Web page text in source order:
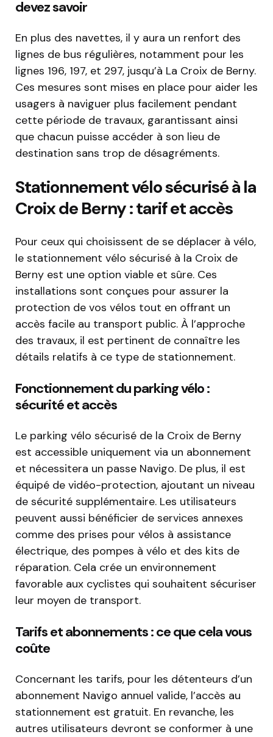
devez savoir
En plus des navettes, il y aura un renfort des
lignes de bus régulières, notamment pour les
lignes 196, 197, et 297, jusqu’à La Croix de Berny.
Ces mesures sont mises en place pour aider les
usagers à naviguer plus facilement pendant
cette période de travaux, garantissant ainsi
que chacun puisse accéder à son lieu de
destination sans trop de désagréments.
Stationnement vélo sécurisé à la
Croix de Berny : tarif et accès
Pour ceux qui choisissent de se déplacer à vélo,
le stationnement vélo sécurisé à la Croix de
Berny est une option viable et sûre. Ces
installations sont conçues pour assurer la
protection de vos vélos tout en offrant un
accès facile au transport public. À l’approche
des travaux, il est pertinent de connaître les
détails relatifs à ce type de stationnement.
Fonctionnement du parking vélo :
sécurité et accès
Le parking vélo sécurisé de la Croix de Berny
est accessible uniquement via un abonnement
et nécessitera un passe Navigo. De plus, il est
équipé de vidéo-protection, ajoutant un niveau
de sécurité supplémentaire. Les utilisateurs
peuvent aussi bénéficier de services annexes
comme des prises pour vélos à assistance
électrique, des pompes à vélo et des kits de
réparation. Cela crée un environnement
favorable aux cyclistes qui souhaitent sécuriser
leur moyen de transport.
Tarifs et abonnements : ce que cela vous
coûte
Concernant les tarifs, pour les détenteurs d’un
abonnement Navigo annuel valide, l’accès au
stationnement est gratuit. En revanche, les
autres utilisateurs devront se conformer à une